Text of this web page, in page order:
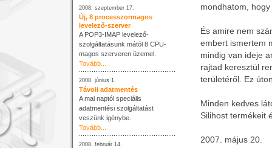
2008. szeptember 17.
Új, 8 processzormagos
levelező-szerver
A POP3-IMAP levelező-
szolgáltatásunk mától 8 CPU-
magos szerveren üzemel.
Tovább...
2008. június 1.
Távoli adatmentés
A mai naptól speciális
adatmentési szolgáltatást
veszünk igénybe.
Tovább...
2008. február 14.
mondhatom,
És amire nem
embert ismertem
mindig van ideje
rajtad keresztül
területéről. Ez
Minden kedves
Silihost termékeit
2007. május 20.